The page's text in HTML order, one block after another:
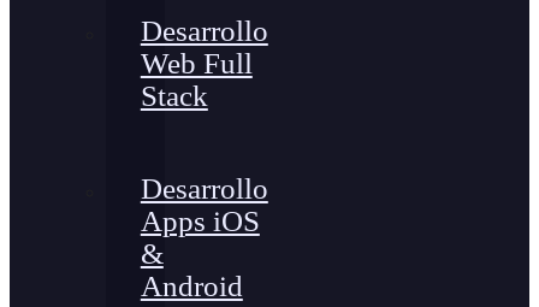
Desarrollo
Web Full
Stack
Desarrollo
Apps iOS
&
Android